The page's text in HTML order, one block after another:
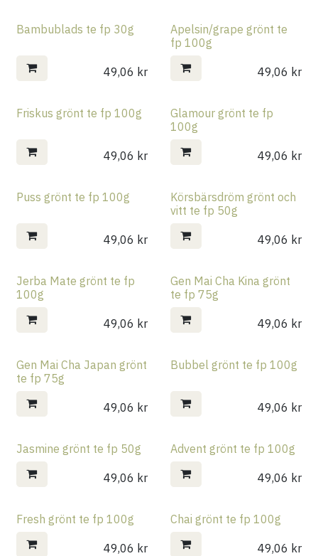
Bambublads te fp 30g
49,06 kr
Apelsin/grape grönt te
fp 100g
49,06 kr
Friskus grönt te fp 100g
49,06 kr
Glamour grönt te fp
100g
49,06 kr
Puss grönt te fp 100g
49,06 kr
Körsbärsdröm grönt och
vitt te fp 50g
49,06 kr
Jerba Mate grönt te fp
100g
49,06 kr
Gen Mai Cha Kina grönt
te fp 75g
49,06 kr
Gen Mai Cha Japan grönt
te fp 75g
49,06 kr
Bubbel grönt te fp 100g
49,06 kr
Jasmine grönt te fp 50g
49,06 kr
Advent grönt te fp 100g
49,06 kr
Fresh grönt te fp 100g
49,06 kr
Chai grönt te fp 100g
49,06 kr